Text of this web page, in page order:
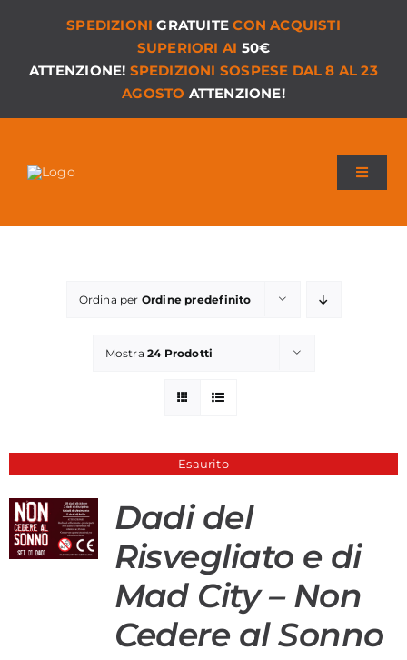
SPEDIZIONIGRATUITE CON ACQUISTI
SUPERIORI AI 50€
ATTENZIONE! SPEDIZIONI SOSPESE DAL 8 AL 23
AGOSTO ATTENZIONE!
Toggle
Strumenti di Sicurezza
Account
Carrello
Ordina per Ordine predefinito
Mostra 24 Prodotti
Esaurito
Dadi del
Risvegliato e di
Mad City – Non
Cedere al Sonno